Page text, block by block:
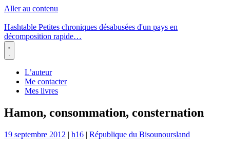
Aller au contenu
Hashtable Petites chroniques désabusées d'un pays en
décomposition rapide…
Menu
L’auteur
Me contacter
Mes livres
Hamon, consommation, consternation
19 septembre 2012 | h16 | République du Bisounoursland